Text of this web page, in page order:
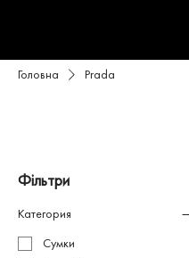
Головна Prada
Фільтри
Категория
Сумки